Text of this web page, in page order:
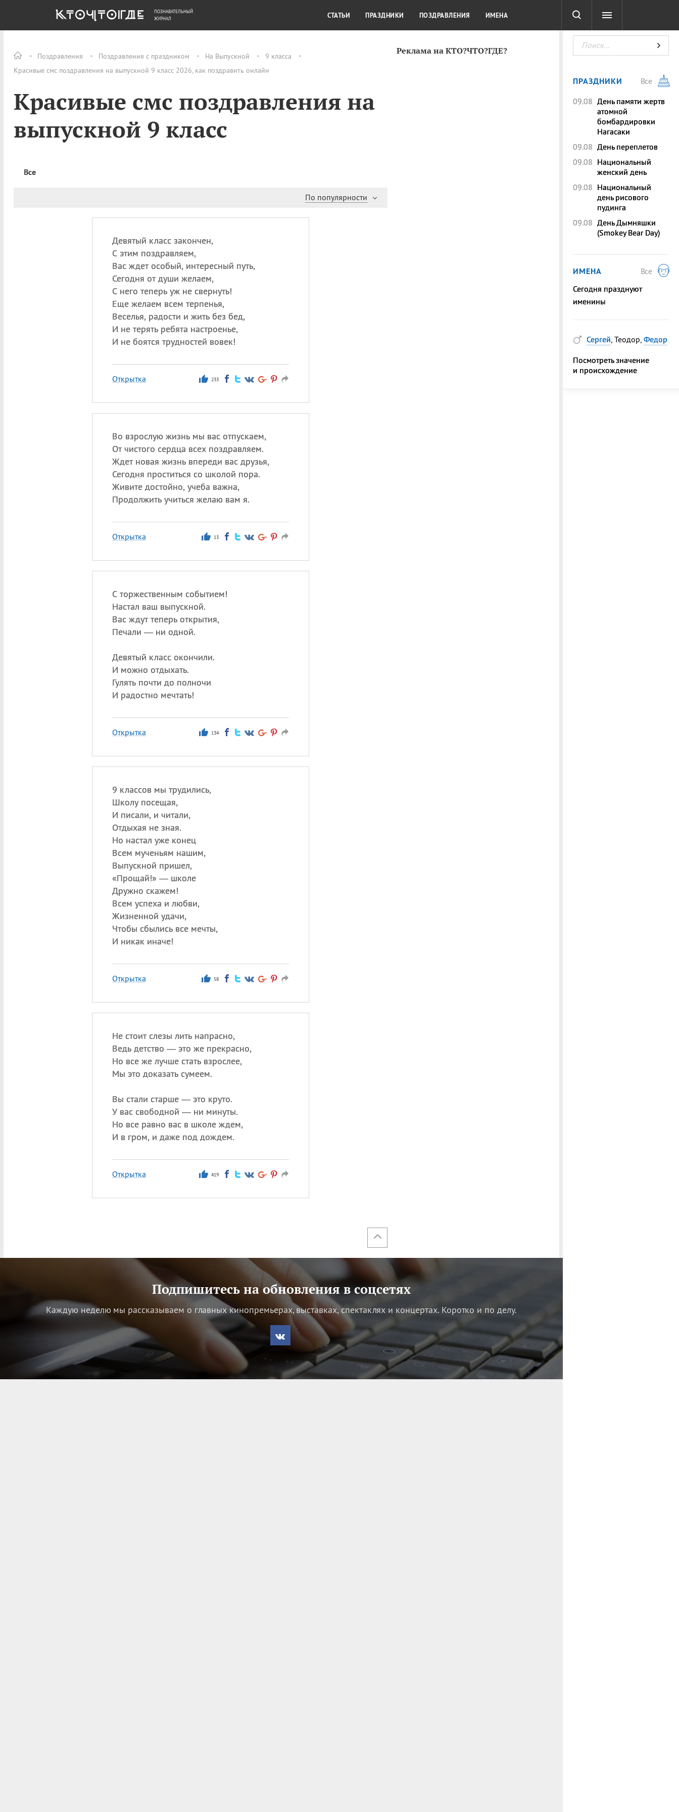
Поздравления Поздравления с праздником На Выпускной
9 класса
Красивые смс поздравления на выпускной 9 класс 2026, как поздравить онлайн
Красивые смс поздравления на
выпускной 9 класс
Все
По популярности
Девятый класс закончен,
С этим поздравляем,
Вас ждет особый, интересный путь,
Сегодня от души желаем,
С него теперь уж не свернуть!
Еще желаем всем терпенья,
Веселья, радости и жить без бед,
И не терять ребята настроенье,
И не боятся трудностей вовек!
Открытка 233
Во взрослую жизнь мы вас отпускаем,
От чистого сердца всех поздравляем.
Ждет новая жизнь впереди вас друзья,
Сегодня проститься со школой пора.
Живите достойно, учеба важна,
Продолжить учиться желаю вам я.
Открытка 13
С торжественным событием!
Настал ваш выпускной.
Вас ждут теперь открытия,
Печали — ни одной.
Девятый класс окончили.
И можно отдыхать.
Гулять почти до полночи
И радостно мечтать!
Открытка 134
9 классов мы трудились,
Школу посещая,
И писали, и читали,
Отдыхая не зная.
Но настал уже конец
Всем мученьям нашим,
Выпускной пришел,
«Прощай!» — школе
Дружно скажем!
Всем успеха и любви,
Жизненной удачи,
Чтобы сбылись все мечты,
И никак иначе!
Открытка 58
Не стоит слезы лить напрасно,
Ведь детство — это же прекрасно,
Но все же лучше стать взрослее,
Мы это доказать сумеем.
Вы стали старше — это круто.
У вас свободной — ни минуты.
Но все равно вас в школе ждем,
И в гром, и даже под дождем.
Открытка 419
Реклама на КТО?ЧТО?ГДЕ?
Подпишитесь на обновления в соцсетях
Каждую неделю мы рассказываем о главных кинопремьерах, выставках, спектаклях и концертах. Коротко и по делу.
ОБЩЕСТВО ДЕНЬГИ КУЛЬТУРА КРАСОТА ТЕСТЫ
ПОЗНАВАТЕЛЬНЫЙ
ЖУРНАЛ
СТАТЬИ ПРАЗДНИКИ ПОЗДРАВЛЕНИЯ ИМЕНА
ПРАЗДНИКИ
Все
09.08 День памяти жертв
атомной
бомбардировки
Нагасаки
09.08 День переплетов
09.08 Национальный
женский день
09.08 Национальный
день рисового
пудинга
09.08 День Дымняшки
(Smokey Bear Day)
ИМЕНА
Все
Сегодня празднуют
именины
Сергей, Теодор, Федор
Посмотреть значение
и происхождение